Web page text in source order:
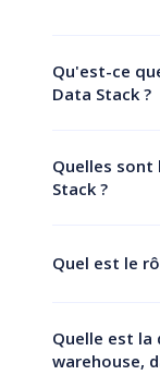
Qu'est-ce
Data Stack ?
Quelles sont
Stack ?
Quel est le
Quelle est la
warehouse,